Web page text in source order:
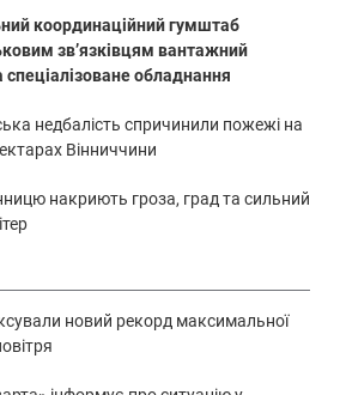
координаційний гумштаб
зв’язківцям вантажний
спеціалізоване обладнання
недбалість спричинили пожежі на
Вінниччини
накриють гроза, град та сильний
новий рекорд максимальної